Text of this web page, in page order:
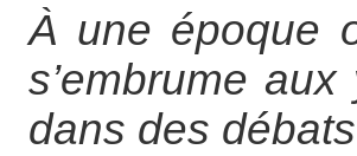
À une époque
s’embrume
dans des